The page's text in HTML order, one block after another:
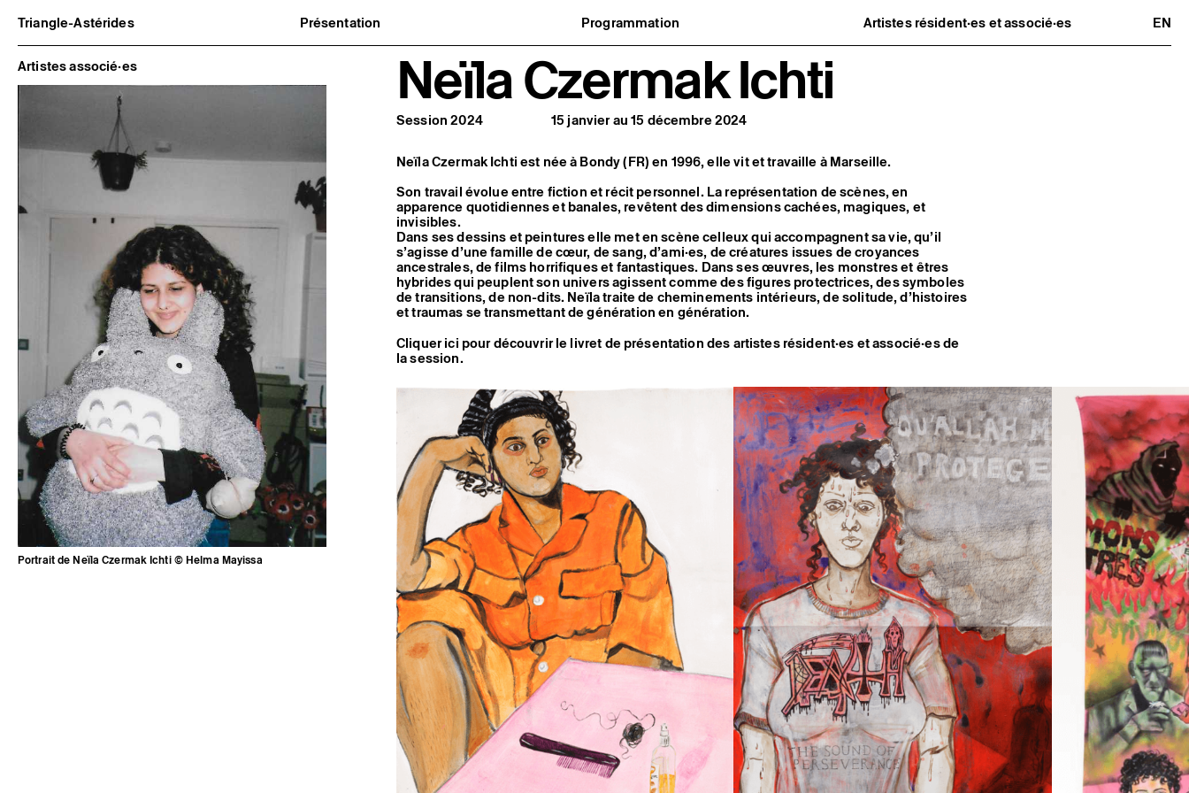
Triangle-Astérides Présentation Programmation Artistes résident·es et associé·es
EN
Centre d’art contemporain
d’intérêt national
et résidence internationale d'artistes
À propos
Équipe et gouvernance
Partenaires et réseaux
Formation professionnelle
Adhérer / nous soutenir
Rapports d'activité
Agenda : en cours et à venir
Événements
Programmation éditoriale
Médiation
Publics associés
Résident·es
Artistes associé·es
Portrait de Neïla Czermak Ichti © Helma Mayissa
Neïla Czermak Ichti
Session 2024 15 janvier au 15 décembre 2024
Neïla Czermak Ichti est née à Bondy (FR) en 1996, elle vit et travaille à Marseille.
Son travail évolue entre fiction et récit personnel. La représentation de scènes, en
apparence quotidiennes et banales, revêtent des dimensions cachées, magiques, et
invisibles.
Dans ses dessins et peintures elle met en scène celleux qui accompagnent sa vie, qu’il
s’agisse d’une famille de cœur, de sang, d’ami·es, de créatures issues de croyances
ancestrales, de films horrifiques et fantastiques. Dans ses œuvres, les monstres et êtres
hybrides qui peuplent son univers agissent comme des figures protectrices, des symboles
de transitions, de non-dits. Neïla traite de cheminements intérieurs, de solitude, d’histoires
et traumas se transmettant de génération en génération.
Cliquer ici pour découvrir le livret de présentation des artistes résident·es et associé·es de
la session.